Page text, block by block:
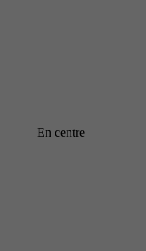
En centre